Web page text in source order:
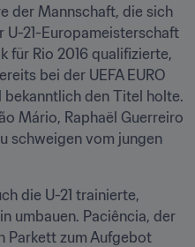
der Mannschaft, die sich
U-21-Europameisterschaft
für Rio 2016 qualifizierte,
bei der UEFA EURO
bekanntlich den Titel holte.
Mário, Raphaël Guerreiro
schweigen vom jungen
die U-21 trainierte,
umbauen. Paciência, der
Parkett zum Aufgebot